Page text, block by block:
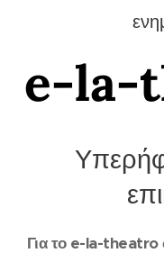
e-la-
Για το e-la-